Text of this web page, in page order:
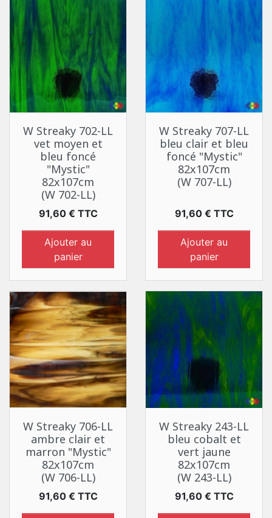
W Streaky 702-LL
vet moyen et
bleu foncé
"Mystic"
82x107cm
(W 702-LL)
Prix
91,60 € TTC
Ajouter au
panier
W Streaky 707-LL
bleu clair et bleu
foncé "Mystic"
82x107cm
(W 707-LL)
Prix
91,60 € TTC
Ajouter au
panier
W Streaky 706-LL
ambre clair et
marron "Mystic"
82x107cm
(W 706-LL)
Prix
91,60 € TTC
W Streaky 243-LL
bleu cobalt et
vert jaune
82x107cm
(W 243-LL)
Prix
91,60 € TTC